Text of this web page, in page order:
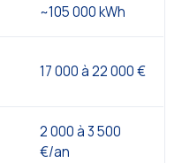
~105 000 kWh
17 000 à 22 000 €
2 000 à 3 500
€/an